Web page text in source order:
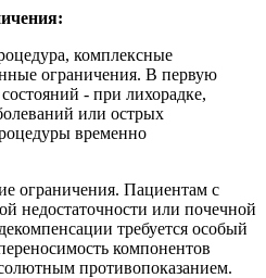
комплексные
ограничения. В первую
- при лихорадке,
или острых
временно
ограничения. Пациентам с
недостаточности или почечной
требуется особый
компонентов
противопоказанием.